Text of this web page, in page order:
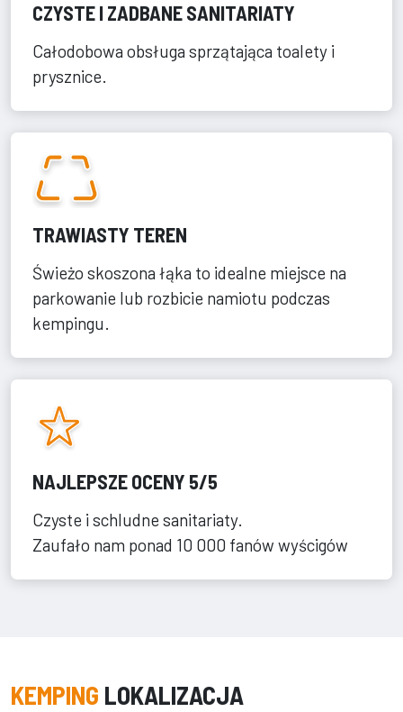
CZYSTE I ZADBANE SANITARIATY
Całodobowa obsługa sprzątająca toalety i
prysznice.
TRAWIASTY TEREN
Świeżo skoszona łąka to idealne miejsce na
parkowanie lub rozbicie namiotu podczas
kempingu.
NAJLEPSZE OCENY 5/5
Czyste i schludne sanitariaty.
Zaufało nam ponad 10 000 fanów wyścigów
KEMPING LOKALIZACJA